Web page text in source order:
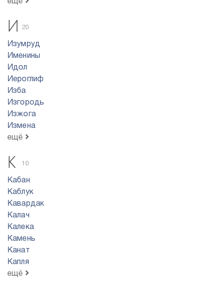
ещё
И 20
Изумруд
Именины
Идол
Иероглиф
Изба
Изгородь
Изжога
Измена
ещё
К 10
Кабан
Каблук
Кавардак
Калач
Калека
Камень
Канат
Капля
ещё